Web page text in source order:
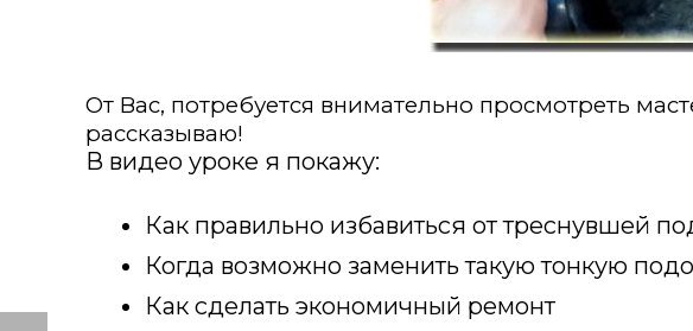
От Вас, потребуется внимательно просмотреть
рассказываю!
В видео уроке я покажу:
Как правильно избавиться от треснувшей
Когда возможно заменить такую тонкую
Как сделать экономичный ремонт